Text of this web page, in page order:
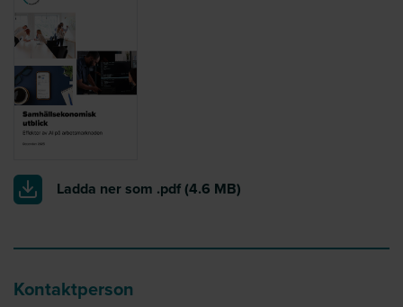
Ladda ner som .pdf (4.6 MB)
Kontaktperson